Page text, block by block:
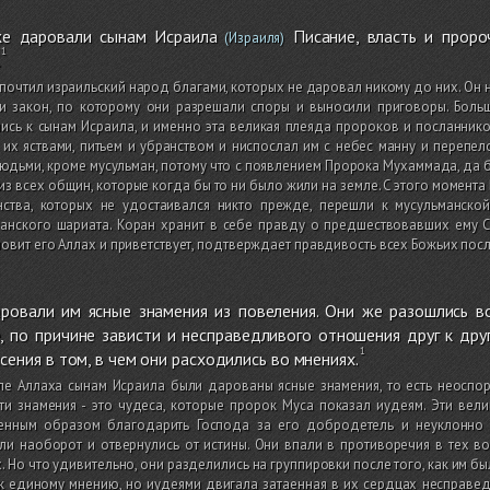
даровали сынам Исраила(Израиля) Писание, власть и
израильский народ благами, которых не даровал никому до них. Он
закон, по которому они разрешали споры и выносили приговоры.
к сынам Исраила, и именно эта великая плеяда пророков и
яствами, питьем и убранством и ниспослал им с небес манну и
кроме мусульман, потому что с появлением Пророка Мухаммада, да
всех общин, которые когда бы то ни было жили на земле. С этого момента
которых не удостаивался никто прежде, перешли к
шариата. Коран хранит в себе правду о предшествовавших
его Аллах и приветствует, подтверждает правдивость всех Божьих
им ясные знамения из повеления. Они же разошлись
по причине зависти и несправедливого отношения друг к
в том, в чем они расходились во мнениях.
Аллаха сынам Исраила были дарованы ясные знамения, то есть
знамения - это чудеса, которые пророк Муса показал иудеям. Эти
образом благодарить Господа за его добродетель и
наоборот и отвернулись от истины. Они впали в противоречия в тех
Но что удивительно, они разделились на группировки после того, как им
единому мнению, но иудеями двигала затаенная в их сердцах